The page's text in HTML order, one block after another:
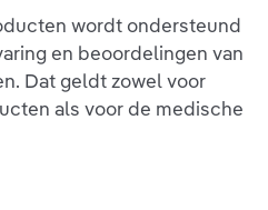
wordt ondersteund
en beoordelingen van
Dat geldt zowel voor
als voor de medische